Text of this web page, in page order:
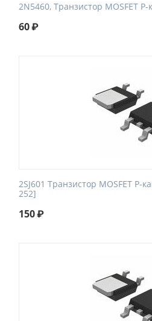
2N5460, Транзистор MOSFET
60₽
2SJ601 Транзистор MOSFET P-
252]
150₽